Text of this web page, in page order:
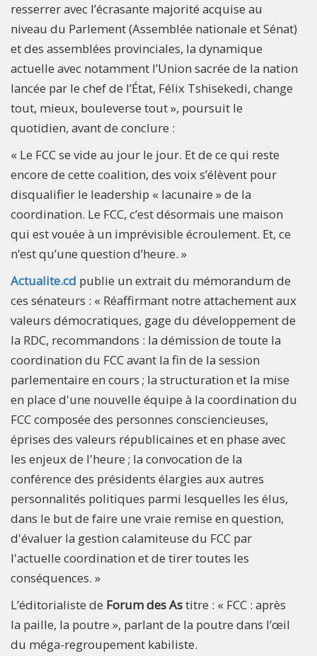
resserrer avec l’écrasante majorité acquise au
niveau du Parlement (Assemblée nationale et Sénat)
et des assemblées provinciales, la dynamique
actuelle avec notamment l’Union sacrée de la nation
lancée par le chef de l’État, Félix Tshisekedi, change
tout, mieux, bouleverse tout », poursuit le
quotidien, avant de conclure :
« Le FCC se vide au jour le jour. Et de ce qui reste
encore de cette coalition, des voix s’élèvent pour
disqualifier le leadership « lacunaire » de la
coordination. Le FCC, c’est désormais une maison
qui est vouée à un imprévisible écroulement. Et, ce
n’est qu’une question d’heure. »
Actualite.cd publie un extrait du mémorandum de
ces sénateurs : « Réaffirmant notre attachement aux
valeurs démocratiques, gage du développement de
la RDC, recommandons : la démission de toute la
coordination du FCC avant la fin de la session
parlementaire en cours ; la structuration et la mise
en place d'une nouvelle équipe à la coordination du
FCC composée des personnes consciencieuses,
éprises des valeurs républicaines et en phase avec
les enjeux de l'heure ; la convocation de la
conférence des présidents élargies aux autres
personnalités politiques parmi lesquelles les élus,
dans le but de faire une vraie remise en question,
d'évaluer la gestion calamiteuse du FCC par
l'actuelle coordination et de tirer toutes les
conséquences. »
L’éditorialiste de Forum des Astitre : « FCC : après
la paille, la poutre », parlant de la poutre dans l’œil
du méga-regroupement kabiliste.